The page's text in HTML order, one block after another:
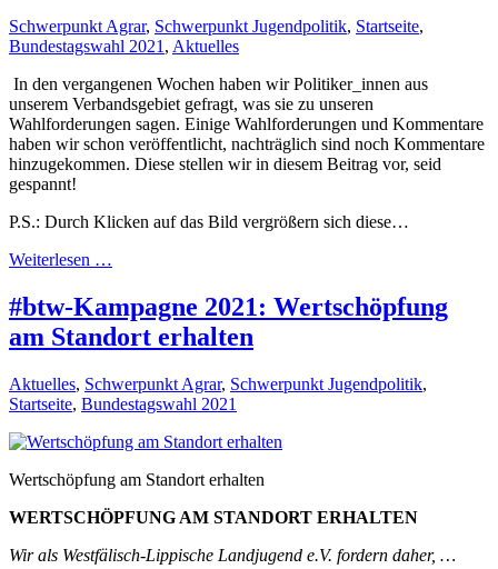
Schwerpunkt Agrar, Schwerpunkt Jugendpolitik, Startseite,
Bundestagswahl 2021 , Aktuelles
In den vergangenen Wochen haben wir Politiker_innen aus
unserem Verbandsgebiet gefragt, was sie zu unseren
Wahlforderungen sagen. Einige Wahlforderungen und Kommentare
haben wir schon veröffentlicht, nachträglich sind noch Kommentare
hinzugekommen. Diese stellen wir in diesem Beitrag vor, seid
gespannt!
P.S.: Durch Klicken auf das Bild vergrößern sich diese…
Weiterlesen …
#btw-Kampagne 2021: Wertschöpfung
am Standort erhalten
Aktuelles, Schwerpunkt Agrar, Schwerpunkt Jugendpolitik,
Startseite, Bundestagswahl 2021
Wertschöpfung am Standort erhalten
WERTSCHÖPFUNG AM STANDORT ERHALTEN
Wir als Westfälisch-Lippische Landjugend e.V. fordern daher, …